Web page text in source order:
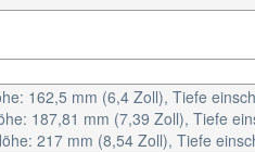
162,5 mm (6,4 Zoll), Tiefe
187,81 mm (7,39 Zoll), Tiefe
217 mm (8,54 Zoll), Tiefe